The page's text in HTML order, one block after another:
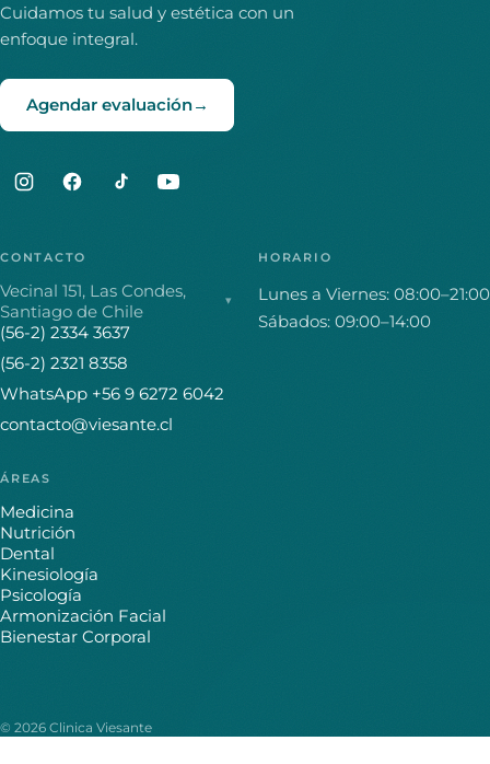
Cuidamos tu salud y estética con un
enfoque integral.
Agendar evaluación→
CONTACTO
Vecinal 151, Las Condes,
Santiago de Chile
▾
(56-2) 2334 3637
(56-2) 2321 8358
WhatsApp +56 9 6272 6042
contacto@viesante.cl
HORARIO
Lunes a Viernes: 08:00–21:00
Sábados: 09:00–14:00
ÁREAS
Medicina
Nutrición
Dental
Kinesiología
Psicología
Armonización Facial
Bienestar Corporal
© 2026 Clinica Viesante